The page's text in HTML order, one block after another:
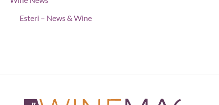
Esteri – News & Wine